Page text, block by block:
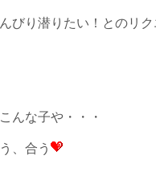
びり潜りたい！とのリ
んな子や・・・
、合う